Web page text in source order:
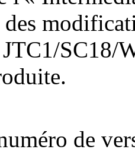
des
SC18/
de